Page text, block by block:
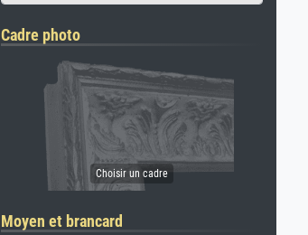
Cadre photo
Moyen et brancard